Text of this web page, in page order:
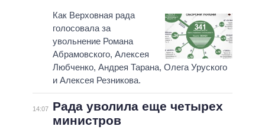
Как Верховная рада
голосовала за
увольнение Романа
Абрамовского, Алексея
Любченко, Андрея Тарана, Олега Уруского
и Алексея Резникова.
14:07
Рада уволила еще четырех
министров